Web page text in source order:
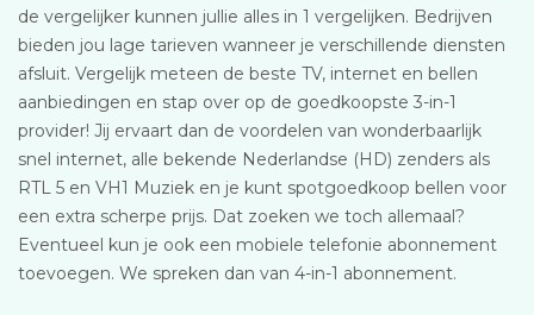
de vergelijker kunnen jullie alles in 1 vergelijken. Bedrijven
bieden jou lage tarieven wanneer je verschillende diensten
afsluit. Vergelijk meteen de beste TV, internet en bellen
aanbiedingen en stap over op de goedkoopste 3-in-1
provider! Jij ervaart dan de voordelen van wonderbaarlijk
snel internet, alle bekende Nederlandse (HD) zenders als
RTL 5 en VH1 Muziek en je kunt spotgoedkoop bellen voor
een extra scherpe prijs. Dat zoeken we toch allemaal?
Eventueel kun je ook een mobiele telefonie abonnement
toevoegen. We spreken dan van 4-in-1 abonnement.